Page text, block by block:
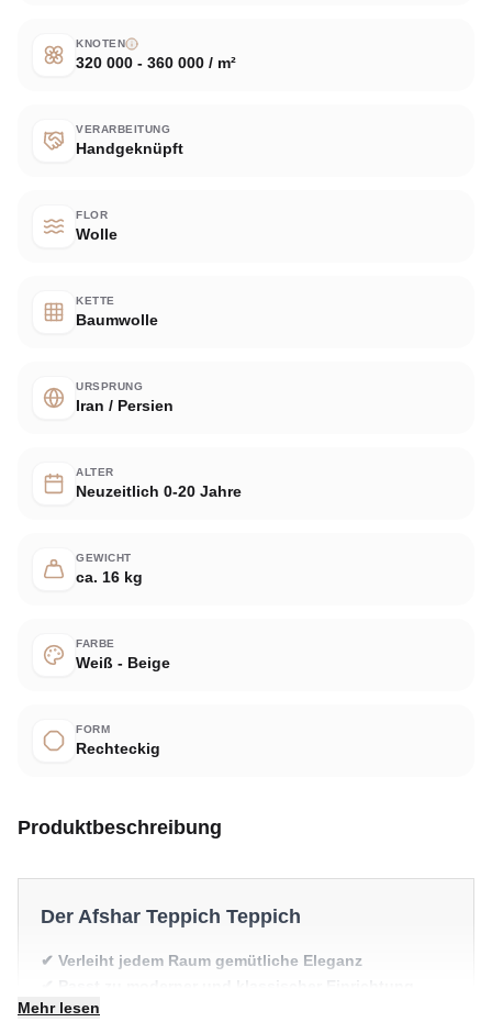
KNOTEN
320 000 - 360 000 / m²
VERARBEITUNG
Handgeknüpft
FLOR
Wolle
KETTE
Baumwolle
URSPRUNG
Iran / Persien
ALTER
Neuzeitlich 0-20 Jahre
GEWICHT
ca. 16 kg
FARBE
Weiß - Beige
FORM
Rechteckig
Produktbeschreibung
Der Afshar Teppich Teppich
✔ Verleiht jedem Raum gemütliche Eleganz
✔ Zeitloses Design für jeden Raum
Mehr lesen